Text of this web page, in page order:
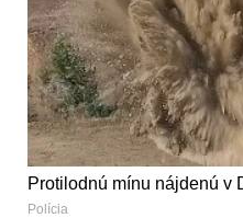
Protilodnú mínu nájdenú v
Polícia